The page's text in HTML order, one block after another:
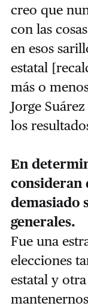
creo que
con las
en esos
estatal
más o
Jorge
los
En
consideran
demasiado
generales.
Fue una
elecciones
estatal y